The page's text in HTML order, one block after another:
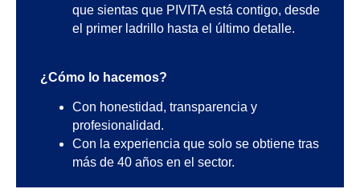
que sientas que PIVITA está contigo, desde
el primer ladrillo hasta el último detalle.
¿Cómo lo hacemos?
Con honestidad, transparencia y
profesionalidad.
Con la experiencia que solo se obtiene tras
más de 40 años en el sector.